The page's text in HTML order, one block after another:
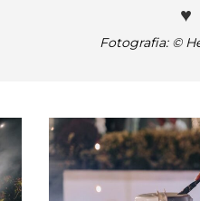
♥
Fotografia: ©